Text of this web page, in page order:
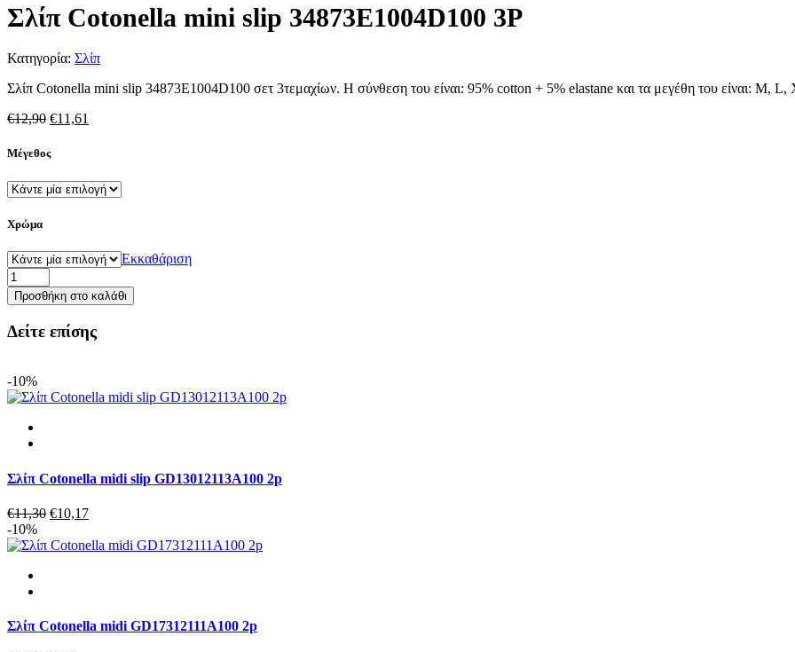
Σλίπ Cotonella mini slip 34873E1004D100 3P
Κατηγορία: Σλίπ
Σλίπ Cotonella mini slip 34873E1004D100 σετ 3τεμαχίων. Η σύνθεση του είναι: 95% cotton + 5% elastane και τα μεγέθη του είναι: M, L,
€12,90 Original
was:
€11,61
€11,61.
Μέγεθος
Χρώμα
Εκκαθάριση
Σλίπ
Cotonella
mini
slip
34873E1004D100
Προσθήκη στο καλάθι
Δείτε επίσης
-10%
Σλίπ Cotonella midi slip GD13012113A100 2p
€11,30 Original
was:
€10,17Η
τιμή
-10%
Σλίπ Cotonella midi GD17312111A100 2p